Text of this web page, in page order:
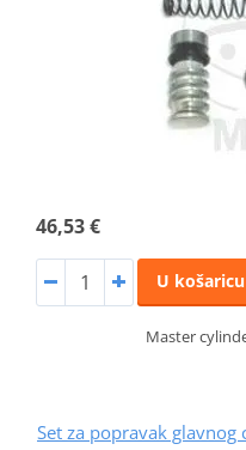
46,53 €
U košaricu
Master
Set za popravak glavnog